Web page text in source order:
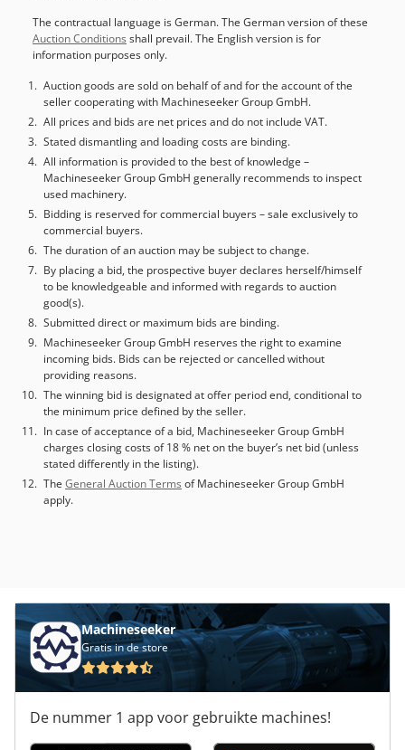
The contractual language is German. The German version of these
Auction Conditions shall prevail. The English version is for
information purposes only.
Auction goods are sold on behalf of and for the account of the
seller cooperating with Machineseeker Group GmbH.
All prices and bids are net prices and do not include VAT.
Stated dismantling and loading costs are binding.
All information is provided to the best of knowledge –
Machineseeker Group GmbH generally recommends to inspect
used machinery.
Bidding is reserved for commercial buyers – sale exclusively to
commercial buyers.
The duration of an auction may be subject to change.
By placing a bid, the prospective buyer declares herself/himself
to be knowledgeable and informed with regards to auction
good(s).
Submitted direct or maximum bids are binding.
Machineseeker Group GmbH reserves the right to examine
incoming bids. Bids can be rejected or cancelled without
providing reasons.
The winning bid is designated at offer period end, conditional to
the minimum price defined by the seller.
In case of acceptance of a bid, Machineseeker Group GmbH
charges closing costs of 18 % net on the buyer’s net bid (unless
stated differently in the listing).
The General Auction Terms of Machineseeker Group GmbH
apply.
Machineseeker
Gratis in de store
De nummer 1 app voor gebruikte machines!